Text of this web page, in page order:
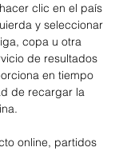
clic en el país
y seleccionar
copa u otra
de resultados
en tiempo
de recargar la
online, partidos